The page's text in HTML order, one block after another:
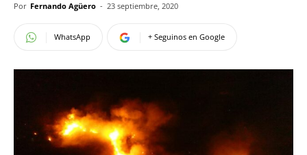
Por Fernando Agüero - 23 septiembre, 2020
WhatsApp + Seguinos en Google